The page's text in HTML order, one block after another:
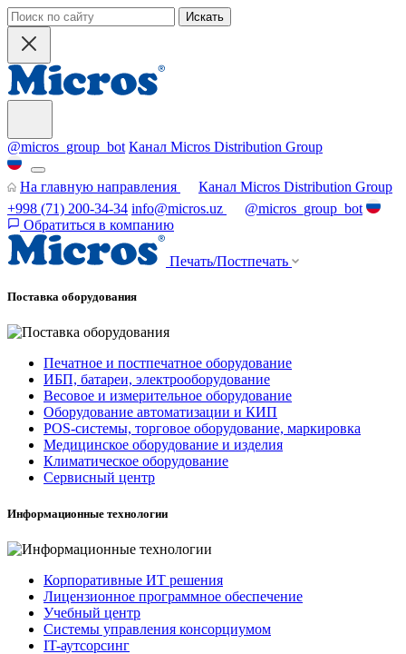
Искать
@micros_group_bot Канал Micros Distribution Group
На главную направления
Канал Micros Distribution Group
+998 (71) 200-34-34 info@micros.uz
@micros_group_bot
Обратиться в компанию
Печать/Постпечать
Поставка оборудования
Печатное и постпечатное оборудование
ИБП, батареи, электрооборудование
Весовое и измерительное оборудование
Оборудование автоматизации и КИП
POS-системы, торговое оборудование, маркировка
Медицинское оборудование и изделия
Климатическое оборудование
Сервисный центр
Информационные технологии
Корпоративные ИТ решения
Лицензионное программное обеспечение
Учебный центр
Системы управления консорциумом
IT-аутсорсинг